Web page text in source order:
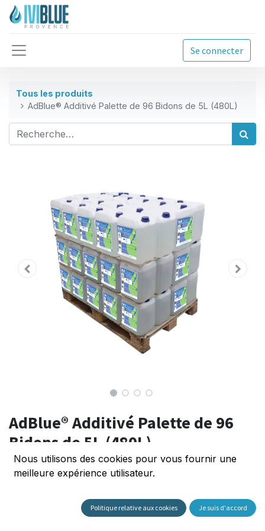
Se connecter
Tous les produits
AdBlue® Additivé Palette de 96 Bidons de 5L (480L)
AdBlue® Additivé Palette de 96
Bidons de 5L (480L)
(0 avis)
d'AdBlue®, offrant une solution pratique et efficace
pour vos besoins en AdBlue®.
Nous utilisons des cookies pour vous fournir une
meilleure expérience utilisateur.
Politique relative aux cookies Je suis d'accord